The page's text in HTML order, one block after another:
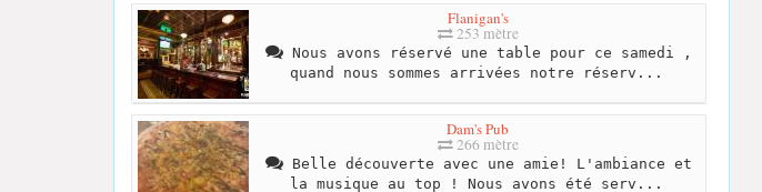
Flanigan's
253 mètre
Nous avons réservé une table pour ce samedi ,
quand nous sommes arrivées notre réserv...
Dam's Pub
266 mètre
Belle découverte avec une amie! L'ambiance et
la musique au top ! Nous avons été serv...